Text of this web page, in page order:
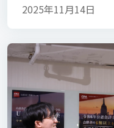
2025年11月14日